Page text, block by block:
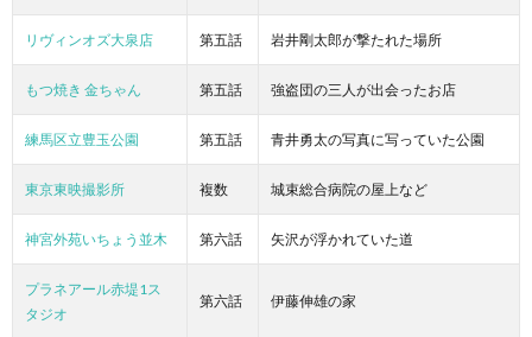
リヴィンオズ大泉店 第五話 岩井剛太郎が撃たれた場所
もつ焼き 金ちゃん 第五話 強盗団の三人が出会ったお店
練馬区立豊玉公園 第五話 青井勇太の写真に写っていた公園
東京東映撮影所 複数 城束総合病院の屋上など
神宮外苑いちょう並木 第六話 矢沢が浮かれていた道
プラネアール赤堤1ス
タジオ
第六話 伊藤伸雄の家